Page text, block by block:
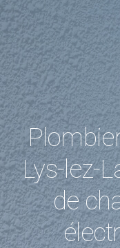
Lys-lez-
de